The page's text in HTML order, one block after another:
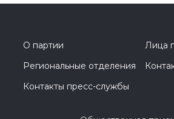
О партии
Лица
Региональные отделения
Контакты пресс-службы